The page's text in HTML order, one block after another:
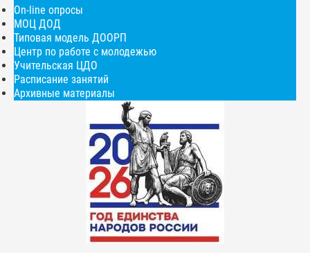
On-line опросы
МОЦ ДОД
Типовая модель ДООРП
Центр по работе с молодежью
Учительская ЦДО
Расписание занятий
Архивные материалы